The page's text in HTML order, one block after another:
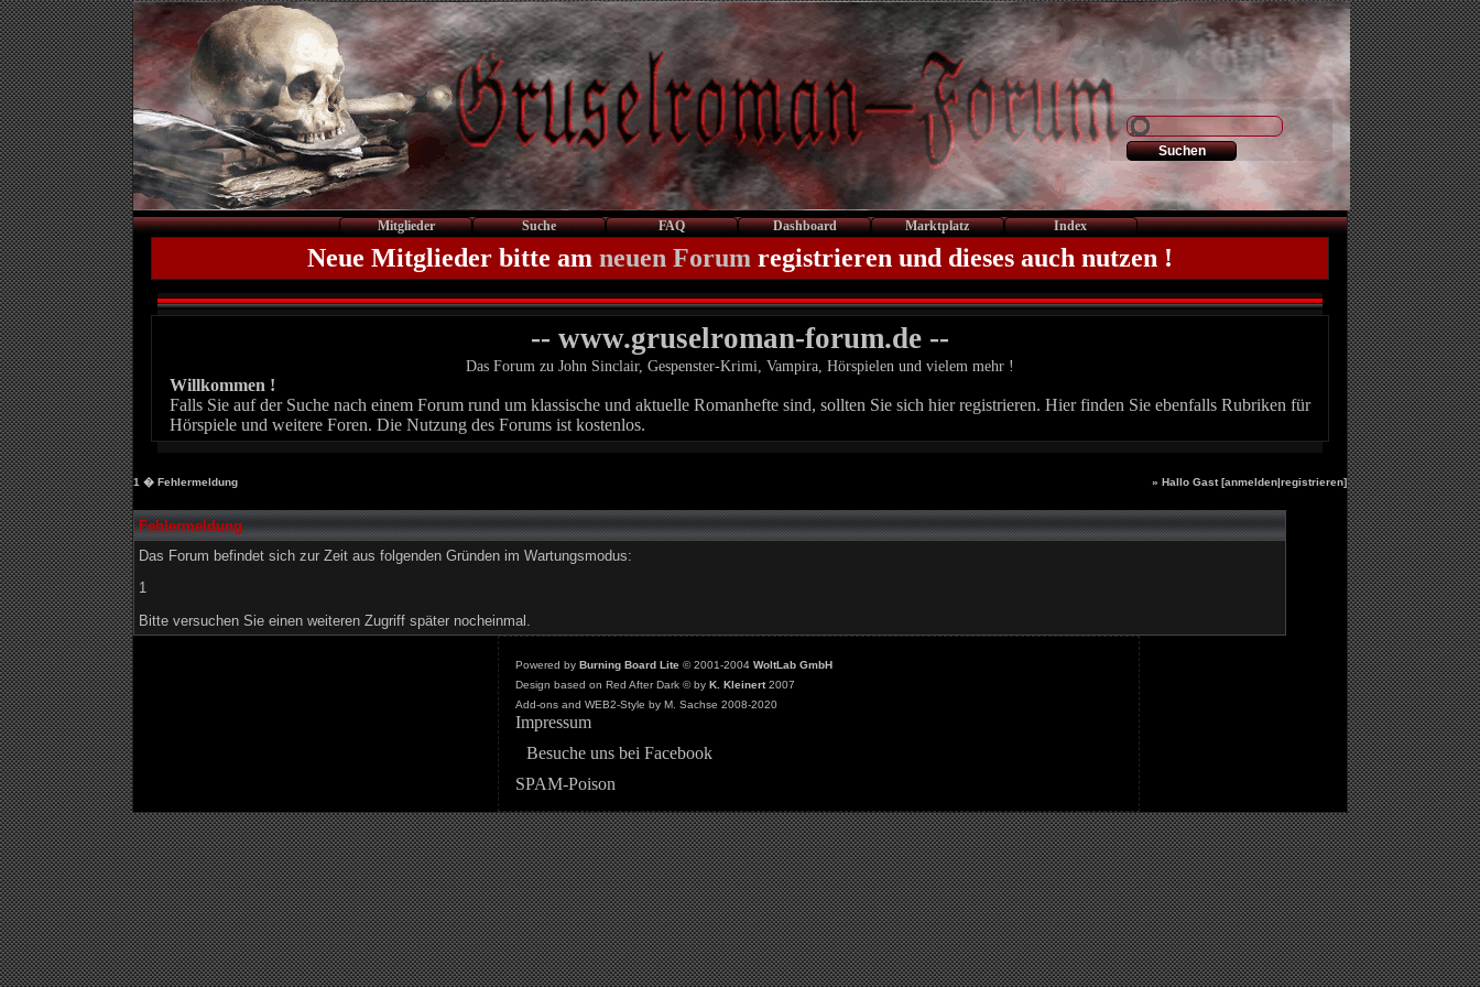
Mitglieder Suche FAQ Dashboard Marktplatz Index
Neue Mitglieder bitte am neuen Forum registrieren und dieses auch nutzen !
-- www.gruselroman-forum.de --
Das Forum zu John Sinclair, Gespenster-Krimi, Vampira, Hörspielen und vielem mehr !
Willkommen !
Falls Sie auf der Suche nach einem Forum rund um klassische und aktuelle Romanhefte sind, sollten Sie sich hier registrieren. Hier finden Sie ebenfalls Rubriken für
Hörspiele und weitere Foren. Die Nutzung des Forums ist kostenlos.
1 � Fehlermeldung » Hallo Gast [anmelden|registrieren]
Fehlermeldung
Das Forum befindet sich zur Zeit aus folgenden Gründen im Wartungsmodus:
1
Bitte versuchen Sie einen weiteren Zugriff später nocheinmal.
Powered by Burning Board Lite© 2001-2004 WoltLab GmbH
Design based on Red After Dark © by K. Kleinert2007
Add-ons and WEB2-Style by M. Sachse 2008-2020
Impressum
Besuche uns bei Facebook
SPAM-Poison